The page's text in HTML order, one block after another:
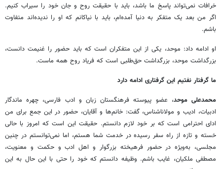
خرافات نمی‌تواند پاسخ ما باشد، باید با حقیقت روح و جان خود را سیراب کنیم.
اگر من بعد یک متفکر به دنیا آمده‌ام، باید با نیاکانم که او را ندیده‌اند متفاوت
باشم.
او ادامه داد: موحد، یکی از این متفکران است که باید حضور را غنیمت دانست،
بزرگداشت موحد، بزرگداشت حق‌طلبی است که فریاد روح همه ماست.
ما گرفتار نفتیم این گرفتاری ادامه دارد
محمدعلی موحد، عضو پیوسته فرهنگستان زبان و ادب فارسی، چهره ماندگار
ادبیات، ادیب و مولاناشناس، گفت: خانم‌ها و آقایان، حضور در این جمع برای من
ادای احترامی است که بر خود لازم دانستم. حقیقت این است که امروز با حالی
خسته و تازه از راه سفر رسیده در خدمت شما هستم، اما نمی‌توانستم در چنین
مجلسی، به‌ویژه در حضور فرهیخته بزرگوار و اهل ادب و حکمت و معنویت،
مصطفی ملکیان، غایب باشم. وظیفه دانستم که خود را حتی با این حال به این